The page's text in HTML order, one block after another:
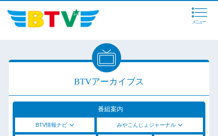
メニュー
BTVアーカイブス
番組案内
BTV情報ナビ みやこんじょジャーナル